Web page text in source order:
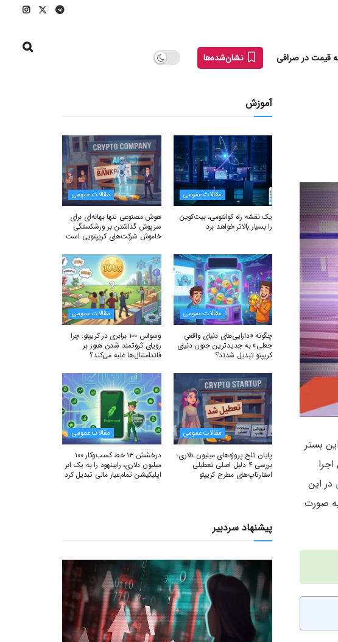
قیمت در صرافی نشان‌شده‌ها
بستر
در این
صورت
آموزش
مقالات عمومی
یک نقشه راه کوانتومی، بیت‌کوین
را بسیار بالاتر خواهد برد
مقالات عمومی
هوش مصنوعی تنها بهانه‌ای برای
سرپوش گذاشتن بر ورشکستگی
خاموش شرکت‌های کریپتویی است
مقالات عمومی
چگونه «دارایی‌های دنیای واقعیِ
جعلی» به جدیدترین جنون دنیای
کریپتو تبدیل شدند؟
مقالات عمومی
وسواس ۱۰۰ برابری در کریپتو: چرا
رویای ثروتمند شدن هنوز بر
فاندامنتال‌ها غلبه می‌کند؟
مقالات عمومی
پایان تلخ پروژه‌های میلیون دلاری؛
بررسی ۴ دلیل اصلی تعطیلی
استارتاپ‌های مطرح کریپتو
مقالات عمومی
درخشش ۱۳ خط کسب‌وکار ۱۰۰
میلیون دلاری، رابینهود را به یک ابر
اپلیکیشن تمام‌عیار مالی تبدیل کرد
پیشنهاد سردبیر